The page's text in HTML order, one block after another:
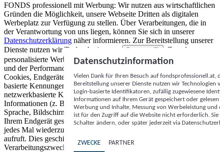
FONDS professionell mit Werbung: Wir nutzen aus wirtschaftlichen
Gründen die Möglichkeit, unsere Webseite Dritten als digitalen
Werbeplatz zur Verfügung zu stellen. Über Verarbeitungen, die in
der Verantwortung von uns liegen, können Sie sich in unserer
Datenschutzerklärung näher informieren. Zur Bereitstellung unserer
Dienste nutzen wir Technologien von
Partnern (5)
. Zwecke:
personalisierte Werbung und Inhalte, Messung von Werbeleistung
und der Performance von Inhalten sowie Zielgruppenforschung.
Cookies, Endgeräte- oder ähnliche Online-Kennungen (z. B. login-
basierte Kennungen, zufällig generierte Kennungen,
netzwerkbasierte Kennungen) können zusammen mit anderen
Informationen (z. B. Browsertyp und Browserinformationen,
Sprache, Bildschirmgröße, unterstützte Technologien usw.) auf
Ihrem Endgerät gespeichert oder von dort ausgelesen werden, um es
jedes Mal wiederzuerkennen, wenn es eine App oder einer Webseite
aufruft. Dies geschieht für einen oder mehrere der hier aufgeführten
Verarbeitungszwecke.
Datenschutzinformation
Vielen Dank für Ihren Besuch auf
Bereitstellung unserer Dienste nutzen wir Technologien
Login-basierte Identifikatoren, zufällig zugewiesene
Informationen auf Ihrem Gerät gespeichert oder
Werbung und Inhalte, Messung von Werbeleistung
ist für den Zugriff auf die Website nicht erforderlich.
Schalter ändern, oder später jederzeit via
ZWECKE PARTNER